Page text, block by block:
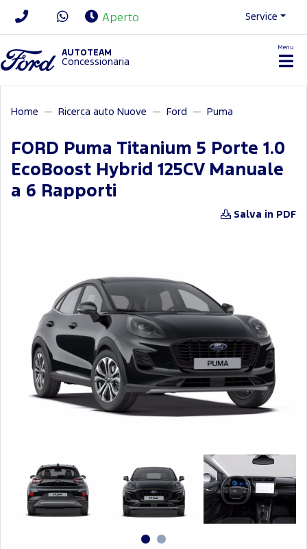
Aperto Service
AUTOTEAM
Concessionaria
Menu
Home Ricerca auto Nuove Ford Puma
FORD Puma Titanium 5 Porte 1.0
EcoBoost Hybrid 125CV Manuale
a 6 Rapporti
Salva in PDF